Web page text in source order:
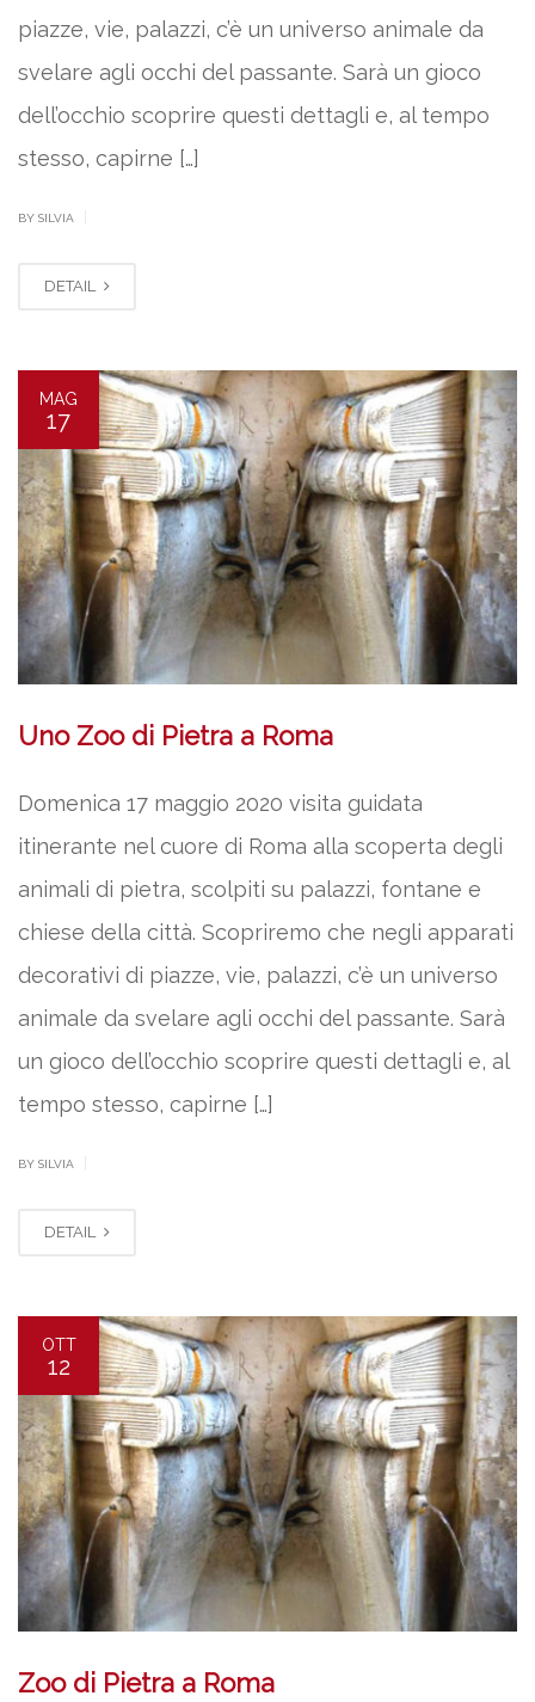
piazze, vie, palazzi, c’è un universo animale da
svelare agli occhi del passante. Sarà un gioco
dell’occhio scoprire questi dettagli e, al tempo
stesso, capirne […]
BY SILVIA
DETAIL
MAG
17
Uno Zoo di Pietra a Roma
Domenica 17 maggio 2020 visita guidata
itinerante nel cuore di Roma alla scoperta degli
animali di pietra, scolpiti su palazzi, fontane e
chiese della città. Scopriremo che negli apparati
decorativi di piazze, vie, palazzi, c’è un universo
animale da svelare agli occhi del passante. Sarà
un gioco dell’occhio scoprire questi dettagli e, al
tempo stesso, capirne […]
BY SILVIA
DETAIL
OTT
12
Zoo di Pietra a Roma